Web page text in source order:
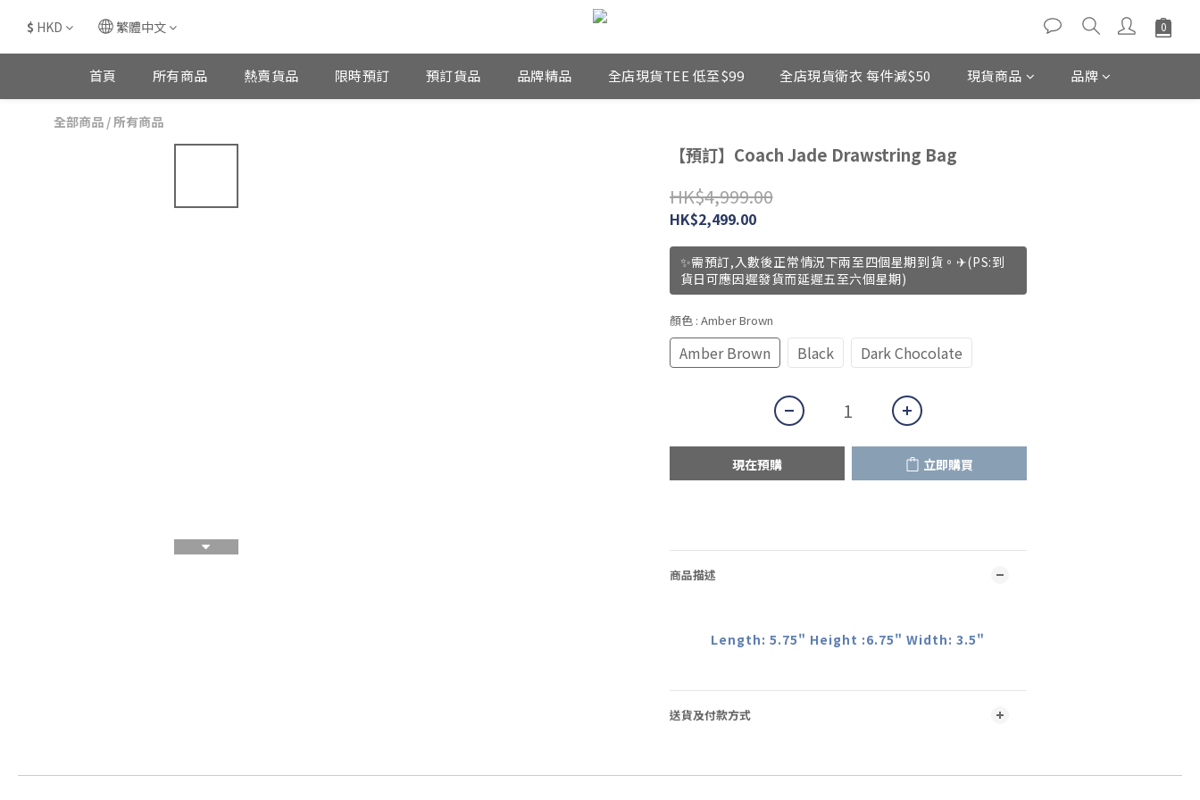
$ HKD 繁體中文
首頁 所有商品 熱賣貨品 限時預訂 預訂貨品 品牌精品 全店現貨TEE 低至$99 全店現貨衛衣 每件減$50 現貨商品 品牌
全部商品 /所有商品
【預訂】Coach Jade Drawstring Bag
HK$4,999.00
HK$2,499.00
✨需預訂,入數後正常情況下兩至四個星期到貨。✈(PS:到
貨日可應因遲發貨而延遲五至六個星期)
顏色 : Amber Brown
Amber Brown Black Dark Chocolate
現在預購 立即購買
商品描述
Length: 5.75" Height :6.75" Width: 3.5"
送貨及付款方式